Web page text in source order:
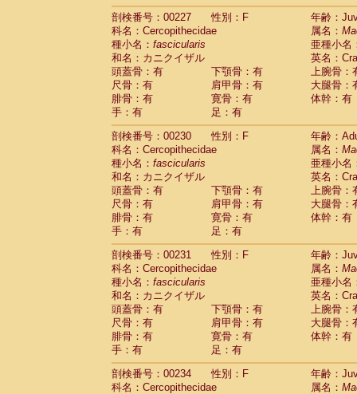
剖検番号：00227
性別：F
年齢：
科名：Cercopithecidae
属名：
種小名： fascicularis
亜種小名
和名：カニクイザル
英名：
頭蓋骨：有
下顎骨：有
上腕骨：
尺骨：有
肩甲骨：有
大腿骨：
腓骨：有
寛骨：有
体幹：有
手：有
足：有
剖検番号：00230
性別：F
年齢：
科名：Cercopithecidae
属名：
種小名： fascicularis
亜種小名
和名：カニクイザル
英名：
頭蓋骨：有
下顎骨：有
上腕骨：
尺骨：有
肩甲骨：有
大腿骨：
腓骨：有
寛骨：有
体幹：有
手：有
足：有
剖検番号：00231
性別：F
年齢：
科名：Cercopithecidae
属名：
種小名： fascicularis
亜種小名
和名：カニクイザル
英名：
頭蓋骨：有
下顎骨：有
上腕骨：
尺骨：有
肩甲骨：有
大腿骨：
腓骨：有
寛骨：有
体幹：有
手：有
足：有
剖検番号：00234
性別：F
年齢：
科名：Cercopithecidae
属名：